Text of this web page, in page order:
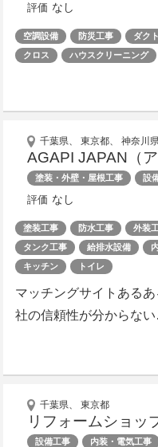
評価 なし
空調設備 防災工事 ダク
クロス
ハウスクリーニング
千葉県、 東京都、 神奈川
AGAPI JAPAN（
塗装・外壁・屋根工事 設
評価 なし
塗装工事 防水工事 外装
タンク工事
給排水設備
キッチン
トイレ
マッチングサイトある
社の信頼性が分からな
千葉県、 東京都
リフォームショッ
設備工事 内装・電気工事